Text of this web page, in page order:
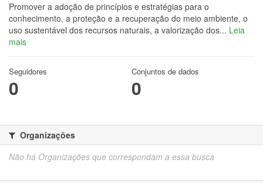
Promover a adoção de princípios e estratégias para o
conhecimento, a proteção e a recuperação do meio ambiente, o
uso sustentável dos recursos naturais, a valorização dos... Leia
mais
Seguidores
0
Conjuntos de dados
0
Organizações
Não há Organizações que correspondam a essa busca